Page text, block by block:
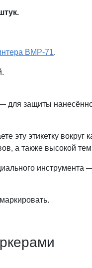
BMP-71.
для защиты
эту этикетку вокруг
а также высокой
инструмента